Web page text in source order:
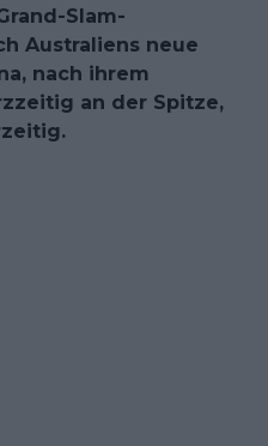
Slam-
Australiens neue
nach ihrem
an der Spitze,